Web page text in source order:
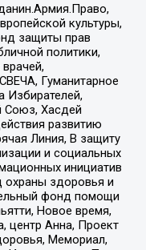
культуры,
защиты прав
политики,
Гуманитарное
Избирателей,
Союз, Хасдей
развитию
Линия, В защиту
и социальных
инициатив
охраны здоровья и
фонд помощи
Новое время,
центр Анна, Проект
Мемориал,